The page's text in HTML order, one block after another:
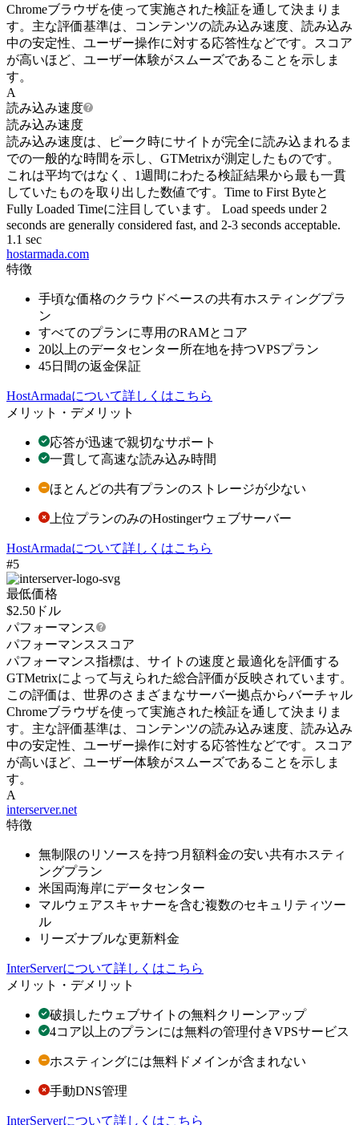
Chromeブラウザを使って実施された検証を通して決まりま
す。主な評価基準は、コンテンツの読み込み速度、読み込み
中の安定性、ユーザー操作に対する応答性などです。スコア
が高いほど、ユーザー体験がスムーズであることを示しま
す。
A
読み込み速度
読み込み速度
読み込み速度は、ピーク時にサイトが完全に読み込まれるま
での一般的な時間を示し、GTMetrixが測定したものです。
これは平均ではなく、1週間にわたる検証結果から最も一貫
していたものを取り出した数値です。Time to First Byteと
Fully Loaded Timeに注目しています。 Load speeds under 2
seconds are generally considered fast, and 2-3 seconds acceptable.
1.1 sec
hostarmada.com
特徴
手頃な価格のクラウドベースの共有ホスティングプラ
ン
すべてのプランに専用のRAMとコア
20以上のデータセンター所在地を持つVPSプラン
45日間の返金保証
HostArmadaについて詳しくはこちら
メリット・デメリット
応答が迅速で親切なサポート
一貫して高速な読み込み時間
ほとんどの共有プランのストレージが少ない
上位プランのみのHostingerウェブサーバー
HostArmadaについて詳しくはこちら
#5
最低価格
$2.50 ドル
パフォーマンス
パフォーマンススコア
パフォーマンス指標は、サイトの速度と最適化を評価する
GTMetrixによって与えられた総合評価が反映されています。
この評価は、世界のさまざまなサーバー拠点からバーチャル
Chromeブラウザを使って実施された検証を通して決まりま
す。主な評価基準は、コンテンツの読み込み速度、読み込み
中の安定性、ユーザー操作に対する応答性などです。スコア
が高いほど、ユーザー体験がスムーズであることを示しま
す。
A
interserver.net
特徴
無制限のリソースを持つ月額料金の安い共有ホスティ
ングプラン
米国両海岸にデータセンター
マルウェアスキャナーを含む複数のセキュリティツー
ル
リーズナブルな更新料金
InterServerについて詳しくはこちら
メリット・デメリット
破損したウェブサイトの無料クリーンアップ
4コア以上のプランには無料の管理付きVPSサービス
ホスティングには無料ドメインが含まれない
手動DNS管理
InterServerについて詳しくはこちら